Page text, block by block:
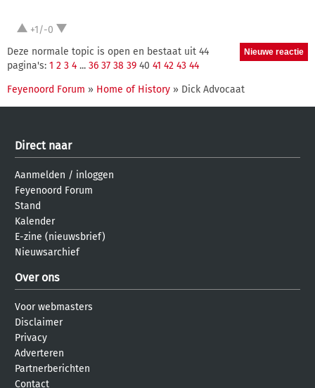
+1/-0
Deze normale topic is open en bestaat uit 44
pagina's: 1 2 3 4 ... 36 37 38 39 40 41 42 43 44
Feyenoord Forum » Home of History » Dick Advocaat
Direct naar
Aanmelden / inloggen
Feyenoord Forum
Stand
Kalender
E-zine (nieuwsbrief)
Nieuwsarchief
Over ons
Voor webmasters
Disclaimer
Privacy
Adverteren
Partnerberichten
Contact